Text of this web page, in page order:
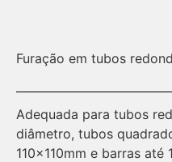
Furação em tubos
Adequada para tubos
diâmetro, tubos
110x110mm e barras